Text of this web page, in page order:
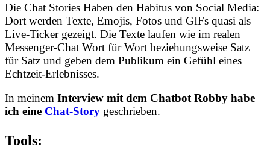
Die Chat Stories Haben den Habitus von Social Media:
Dort werden Texte, Emojis, Fotos und GIFs quasi als
Live-Ticker gezeigt. Die Texte laufen wie im realen
Messenger-Chat Wort für Wort beziehungsweise Satz
für Satz und geben dem Publikum ein Gefühl eines
Echtzeit-Erlebnisses.
In meinem Interview mit dem Chatbot Robby habe
ich eine Chat-Story geschrieben.
Tools: